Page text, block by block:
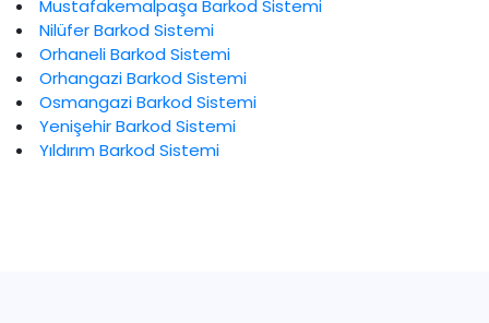
Mustafakemalpaşa Barkod Sistemi
Nilüfer Barkod Sistemi
Orhaneli Barkod Sistemi
Orhangazi Barkod Sistemi
Osmangazi Barkod Sistemi
Yenişehir Barkod Sistemi
Yıldırım Barkod Sistemi